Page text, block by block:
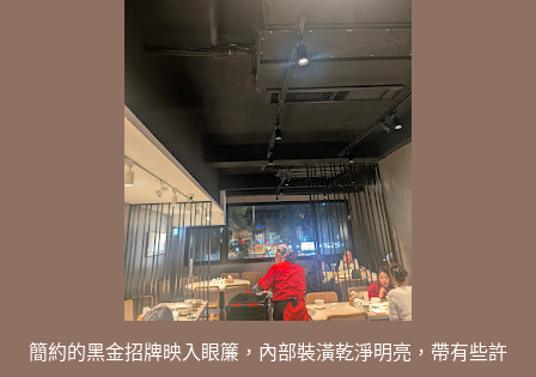
簡約的黑金招牌映入眼簾，內部裝潢乾淨明亮，帶有些許